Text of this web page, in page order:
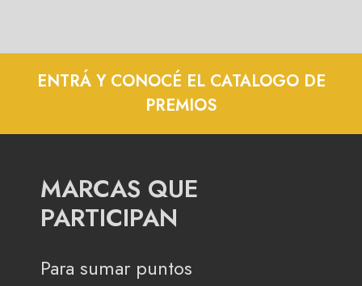
ENTRÁ Y CONOCÉ EL CATALOGO DE
PREMIOS
MARCAS QUE
PARTICIPAN
Para sumar puntos